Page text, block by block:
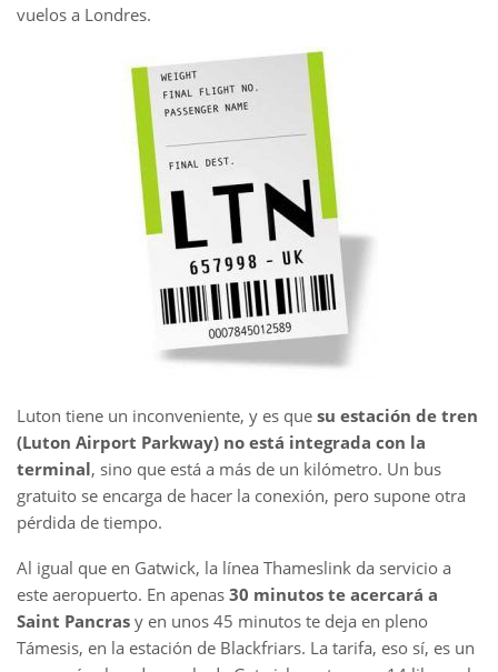
vuelos a Londres.
Luton tiene un inconveniente, y es que su estación de tren
(Luton Airport Parkway) no está integrada con la
terminal, sino que está a más de un kilómetro. Un bus
gratuito se encarga de hacer la conexión, pero supone otra
pérdida de tiempo.
Al igual que en Gatwick, la línea Thameslink da servicio a
este aeropuerto. En apenas 30 minutos te acercará a
Saint Pancras y en unos 45 minutos te deja en pleno
Támesis, en la estación de Blackfriars. La tarifa, eso sí, es un